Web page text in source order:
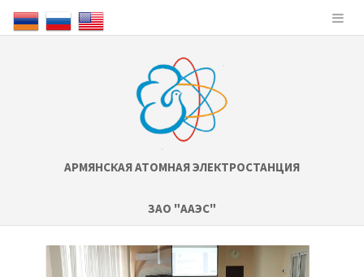
АРМЯНСКАЯ АТОМНАЯ ЭЛЕКТРОСТАНЦИЯ
ЗАО "ААЭС"